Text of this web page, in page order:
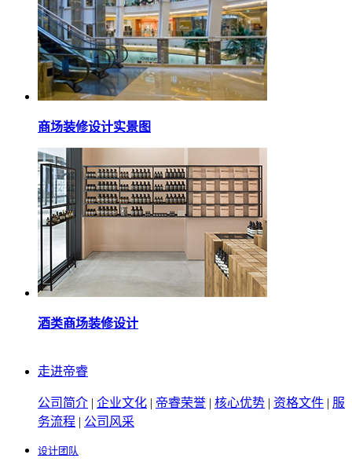
商场装修设计实景图
酒类商场装修设计
走进帝睿
公司简介 | 企业文化 | 帝睿荣誉 | 核心优势 | 资格文件 | 服
务流程 | 公司风采
设计团队